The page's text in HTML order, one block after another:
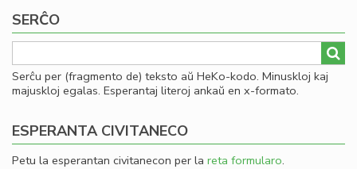
SERĈO
Serĉu per (fragmento de) teksto aŭ HeKo-kodo. Minuskloj kaj
majuskloj egalas. Esperantaj literoj ankaŭ en x-formato.
ESPERANTA CIVITANECO
Petu la esperantan civitanecon per la reta formularo.